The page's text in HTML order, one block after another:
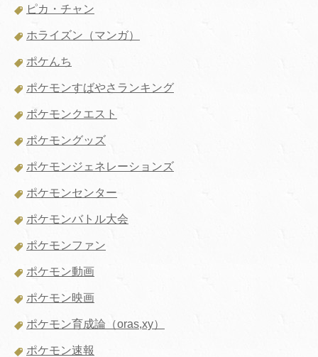
ピカ・チャン
ホライズン（マンガ）
ポケんち
ポケモンすばやさランキング
ポケモンクエスト
ポケモングッズ
ポケモンジェネレーションズ
ポケモンセンター
ポケモンバトル大会
ポケモンファン
ポケモン動画
ポケモン映画
ポケモン育成論（oras,xy）
ポケモン速報